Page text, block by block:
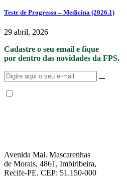
Teste de Progresso – Medicina (2026.1)
29 abril, 2026
Cadastre o seu email e fique
por dentro das novidades da FPS.
Avenida Mal. Mascarenhas
de Morais, 4861, Imbiribeira,
Recife-PE. CEP: 51.150-000